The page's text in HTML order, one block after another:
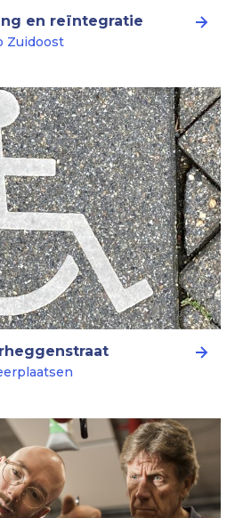
en reïntegratie
Zuidoost